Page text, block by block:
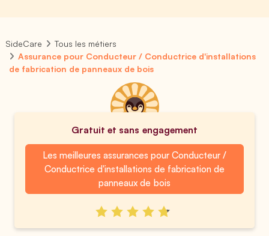
SideCare
Tous les métiers
Assurance pour Conducteur / Conductrice d'installations
de fabrication de panneaux de bois
Gratuit et sans engagement
Les meilleures assurances pour Conducteur /
Conductrice d'installations de fabrication de
panneaux de bois